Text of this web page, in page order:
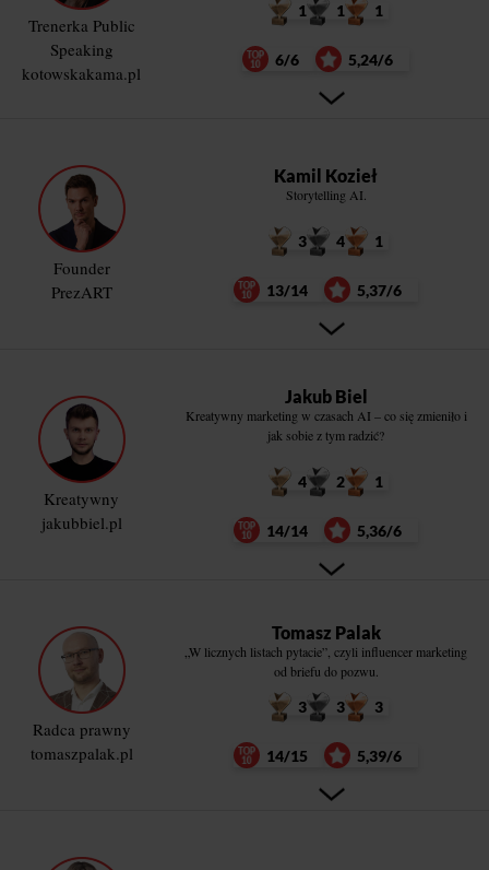
Trenerka Public
Speaking
kotowskakama.pl
1 1 1
6/6 5,24/6
Founder
PrezART
Kamil Kozieł
Storytelling AI.
3 4 1
13/14 5,37/6
Kreatywny
jakubbiel.pl
Jakub Biel
Kreatywny marketing w czasach AI – co się zmieniło i
jak sobie z tym radzić?
4 2 1
14/14 5,36/6
Radca prawny
tomaszpalak.pl
Tomasz Palak
„W licznych listach pytacie”, czyli influencer marketing
od briefu do pozwu.
3 3 3
14/15 5,39/6